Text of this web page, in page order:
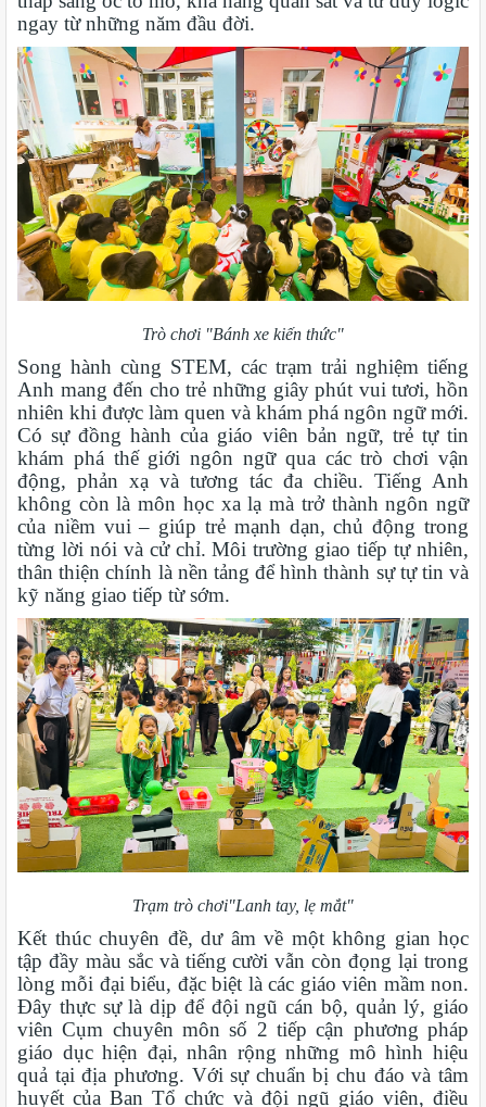
ngay từ những năm đầu đời.
Trò chơi "Bánh xe kiến thức"
Song hành cùng STEM, các trạm trải nghiệm tiếng
Anh mang đến cho trẻ những giây phút vui tươi, hồn
nhiên khi được làm quen và khám phá ngôn ngữ mới.
Có sự đồng hành của giáo viên bản ngữ, trẻ tự tin
khám phá thế giới ngôn ngữ qua các trò chơi vận
động, phản xạ và tương tác đa chiều. Tiếng Anh
không còn là môn học xa lạ mà trở thành ngôn ngữ
của niềm vui – giúp trẻ mạnh dạn, chủ động trong
từng lời nói và cử chỉ. Môi trường giao tiếp tự nhiên,
thân thiện chính là nền tảng để hình thành sự tự tin và
kỹ năng giao tiếp từ sớm.
Trạm trò chơi"Lanh tay, lẹ mắt"
Kết thúc chuyên đề, dư âm về một không gian học
tập đầy màu sắc và tiếng cười vẫn còn đọng lại trong
lòng mỗi đại biểu, đặc biệt là các giáo viên mầm non.
Đây thực sự là dịp để đội ngũ cán bộ, quản lý, giáo
viên Cụm chuyên môn số 2 tiếp cận phương pháp
giáo dục hiện đại, nhân rộng những mô hình hiệu
quả tại địa phương. Với sự chuẩn bị chu đáo và tâm
huyết của Ban Tổ chức và đội ngũ giáo viên, điều